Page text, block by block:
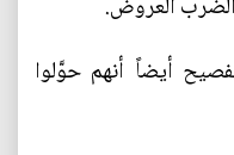
أيضاً أنهم حوَّلوا